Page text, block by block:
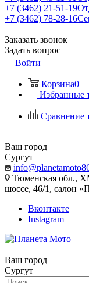
+7 (3462) 21-51-19
+7 (3462) 78-28-16
Заказать звонок
Задать вопрос
Войти
Корзина0
Избранные
Сравнение
Ваш город
Сургут
Тюменская обл.,
шоссе, 46/1,
Вконтакте
Instagram
Ваш город
Сургут